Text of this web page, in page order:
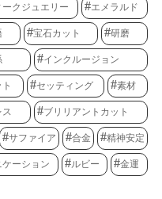
ークジュエリー エメラルド
宝石カット 研磨
インクルージョン
セッティング 素材
ブリリアントカット
サファイア 合金 精神安定
ケーション ルビー 金運